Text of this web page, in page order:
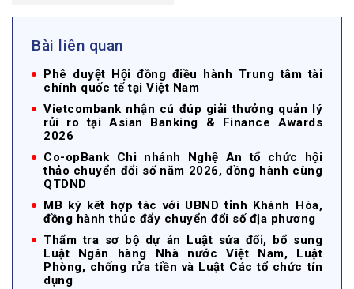
Bài liên quan
Phê duyệt Hội đồng điều hành Trung tâm tài
chính quốc tế tại Việt Nam
Vietcombank nhận cú đúp giải thưởng quản lý
rủi ro tại Asian Banking & Finance Awards
2026
Co-opBank Chi nhánh Nghệ An tổ chức hội
thảo chuyển đổi số năm 2026, đồng hành cùng
QTDND
MB ký kết hợp tác với UBND tỉnh Khánh Hòa,
đồng hành thúc đẩy chuyển đổi số địa phương
Thẩm tra sơ bộ dự án Luật sửa đổi, bổ sung
Luật Ngân hàng Nhà nước Việt Nam, Luật
Phòng, chống rửa tiền và Luật Các tổ chức tín
dụng